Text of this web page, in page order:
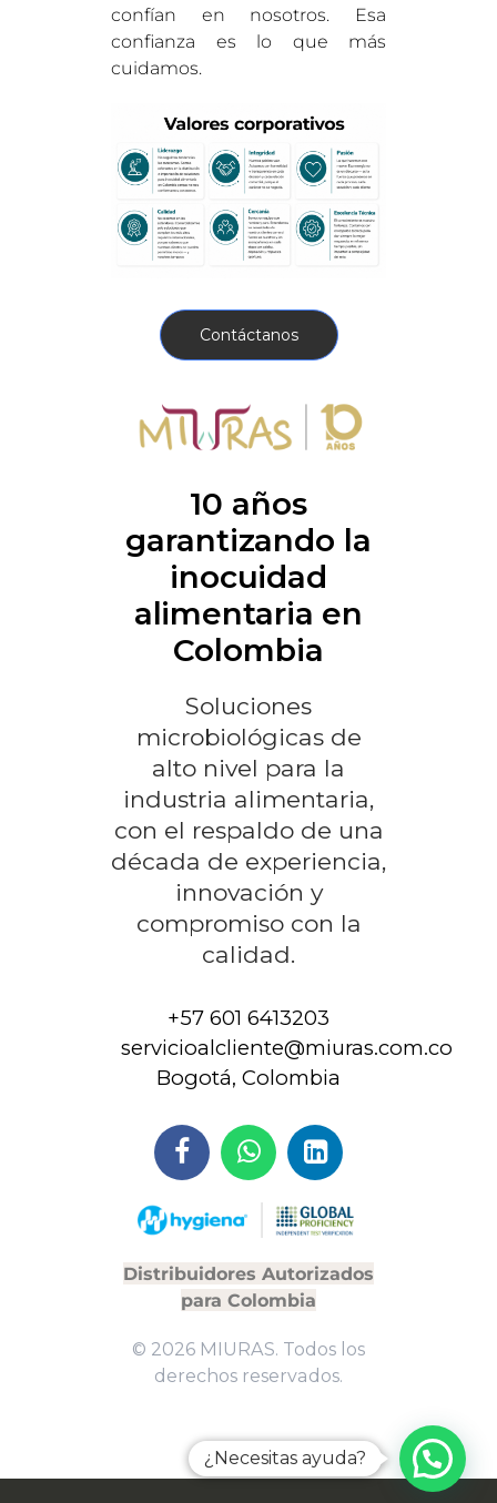
confían en nosotros. Esa
confianza es lo que más
cuidamos.
Contáctanos
10 años
garantizando la
inocuidad
alimentaria en
Colombia
Soluciones
microbiológicas de
alto nivel para la
industria alimentaria,
con el respaldo de una
década de experiencia,
innovación y
compromiso con la
calidad.
+57 601 6413203
servicioalcliente@miuras.com.co
Bogotá, Colombia
Distribuidores Autorizados
para Colombia
© 2026 MIURAS. Todos los
derechos reservados.
¿Necesitas ayuda?